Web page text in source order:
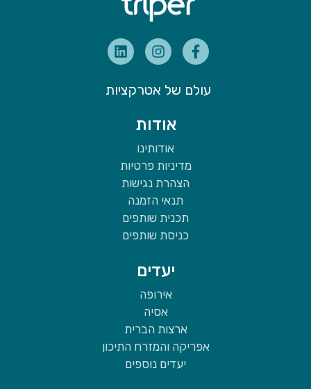
עולם של אטרקציות
אודות
אודותינו
מדיניות פרטיות
הצהרת נגישות
תנאי הזמנה
תכנית שותפים
כניסת שותפים
יעדים
אירופה
אסיה
ארצות הברית
אפריקה והמזרח התיכון
יעדים נוספים